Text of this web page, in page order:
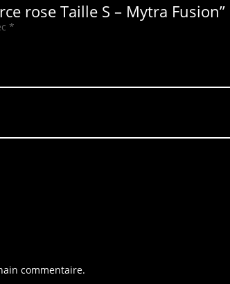
rose Taille S – Mytra Fusion”
*
commentaire.